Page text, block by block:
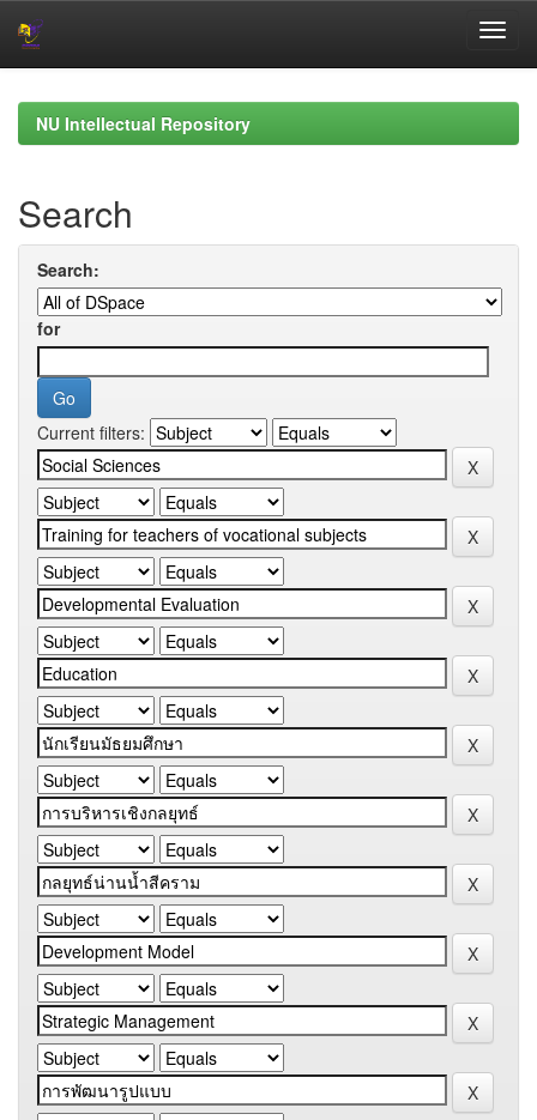
navigationNU Intellectual Repository
Search
Search:
for
Current filters: